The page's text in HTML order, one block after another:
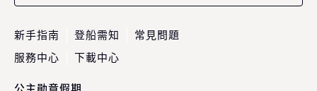
新手指南 登船需知
常見問題
服務中心
下載中心